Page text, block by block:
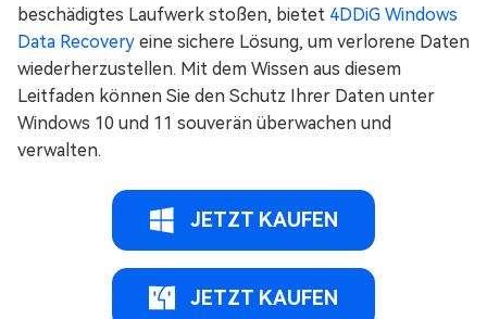
beschädigtes Laufwerk stoßen, bietet 4DDiG Windows
Data Recovery eine sichere Lösung, um verlorene Daten
wiederherzustellen. Mit dem Wissen aus diesem
Leitfaden können Sie den Schutz Ihrer Daten unter
Windows 10 und 11 souverän überwachen und
verwalten.
JETZT KAUFEN
JETZT KAUFEN